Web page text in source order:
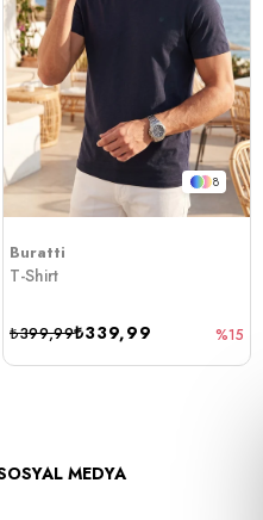
8
Buratti
T-Shirt
₺339,99
₺399,99 %15
MEDYA